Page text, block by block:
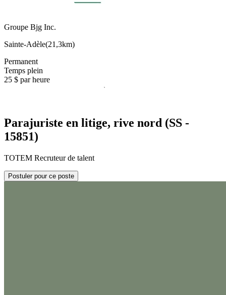
Groupe Bjg Inc.
Sainte-Adèle(21,3km)
Permanent
Temps plein
25 $ par heure
Parajuriste en litige, rive nord (SS -
15851)
TOTEM Recruteur de talent
Postuler pour ce poste